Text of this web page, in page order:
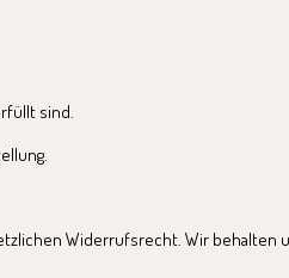
sind.
Widerrufsrecht. Wir